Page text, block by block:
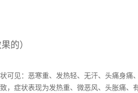
的）
可见：恶寒重、发热轻、无汗、头痛身痛
，症状表现为发热重、微恶风、头胀痛、